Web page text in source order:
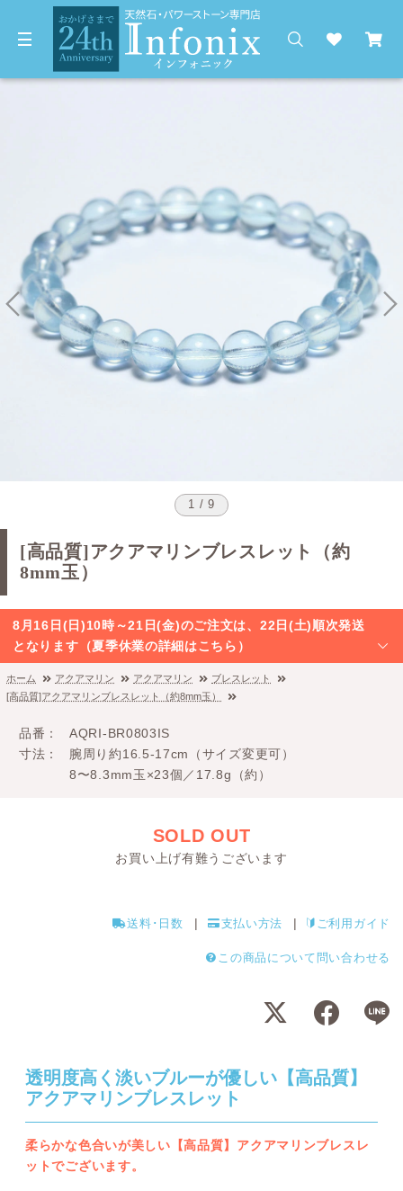
1 / 9
[高品質]アクアマリンブレスレット（約
8mm玉）
8月16日(日)10時～21日(金)のご注文は、22日(土)順次発送
となります（夏季休業の詳細はこちら）
ホーム アクアマリン アクアマリン
ブレスレット
[高品質]アクアマリンブレスレット（約8mm玉）
品番
AQRI-BR0803IS
寸法
腕周り約16.5-17cm（サイズ変更可）
8〜8.3mm玉×23個／17.8g（約）
SOLD OUT
お買い上げ有難うございます
送料･日数 支払い方法 ご利用ガイド
この商品について問い合わせる
透明度高く淡いブルーが優しい【高品質】
アクアマリンブレスレット
柔らかな色合いが美しい【高品質】アクアマリンブレスレ
ットでございます。